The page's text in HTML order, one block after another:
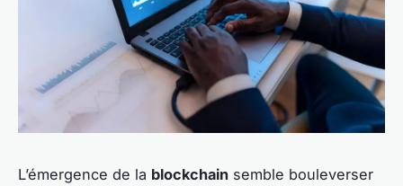
L’émergence de la blockchain semble bouleverser